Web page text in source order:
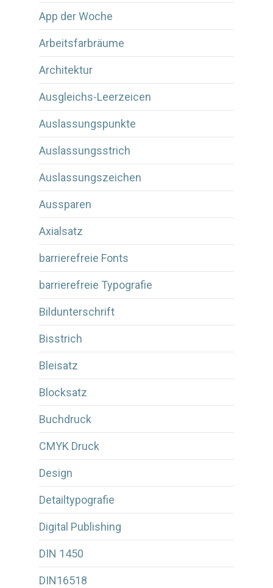
App der Woche
Arbeitsfarbräume
Architektur
Ausgleichs-Leerzeicen
Auslassungspunkte
Auslassungsstrich
Auslassungszeichen
Aussparen
Axialsatz
barrierefreie Fonts
barrierefreie Typografie
Bildunterschrift
Bisstrich
Bleisatz
Blocksatz
Buchdruck
CMYK Druck
Design
Detailtypografie
Digital Publishing
DIN 1450
DIN16518